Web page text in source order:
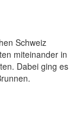
Schweiz
miteinander in
Dabei ging es